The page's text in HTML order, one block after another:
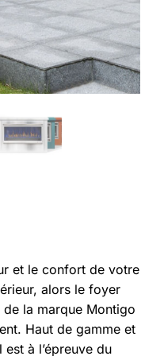
et le confort de votre
alors le foyer
la marque Montigo
Haut de gamme et
à l’épreuve du